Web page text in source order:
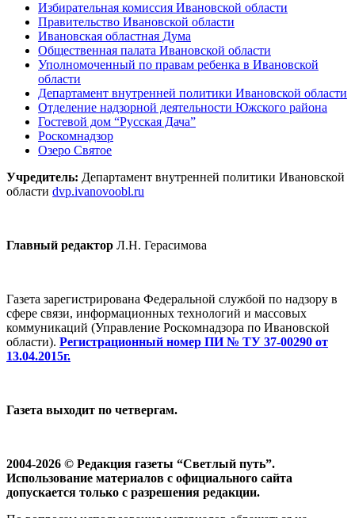
Избирательная комиссия Ивановской области
Правительство Ивановской области
Ивановская областная Дума
Общественная палата Ивановской области
Уполномоченный по правам ребенка в Ивановской
области
Департамент внутренней политики Ивановской области
Отделение надзорной деятельности Южского района
Гостевой дом “Русская Дача”
Роскомнадзор
Озеро Святое
Учредитель: Департамент внутренней политики Ивановской
области dvp.ivanovoobl.ru
Главный редактор Л.Н. Герасимова
Газета зарегистрирована Федеральной службой по надзору в
сфере связи, информационных технологий и массовых
коммуникаций (Управление Роскомнадзора по Ивановской
области). Регистрационный номер ПИ № ТУ 37-00290 от
13.04.2015г.
Газета выходит по четвергам.
2004-2026 © Редакция газеты “Светлый путь”.
Использование материалов с официального сайта
допускается только с разрешения редакции.